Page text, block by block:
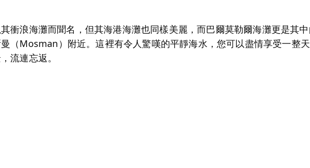
衝浪海灘而聞名，但其海港海灘也同樣美麗，而巴爾莫勒爾海灘更是其
（Mosman）附近。這裡有令人驚嘆的平靜海水，您可以盡情享受一整
流連忘返。